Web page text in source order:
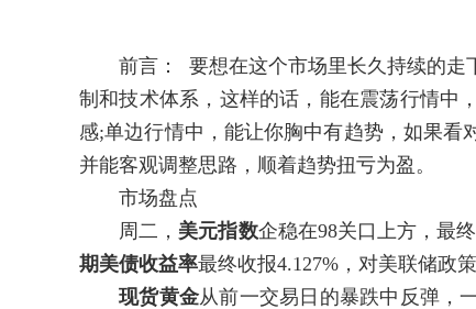
前言： 要想在这个市场里长久持续的走
制和技术体系，这样的话，能在震荡行情中
感;单边行情中，能让你胸中有趋势，如果看
并能客观调整思路，顺着趋势扭亏为盈。
市场盘点
周二， 美元指数企稳在98关口上方，最
期美债收益率最终收报4.127%，对美联储政
现货黄金从前一交易日的暴跌中反弹，